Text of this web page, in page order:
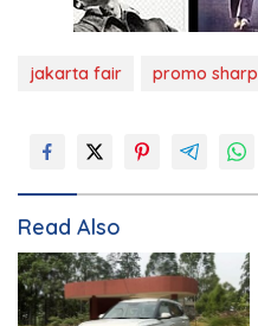
jakarta fair promo sharp
Read Also